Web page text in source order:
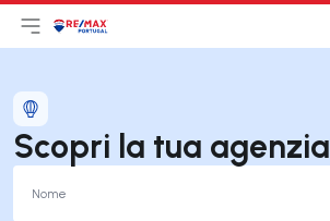
Apri il menu principale
LogoVai alla homepage
Scopri la tua agenzia